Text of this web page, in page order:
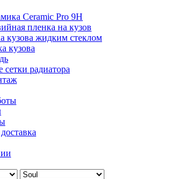
Ceramic Pro 9H
пленка на кузов
кузова жидким стеклом
кузова
радиатора